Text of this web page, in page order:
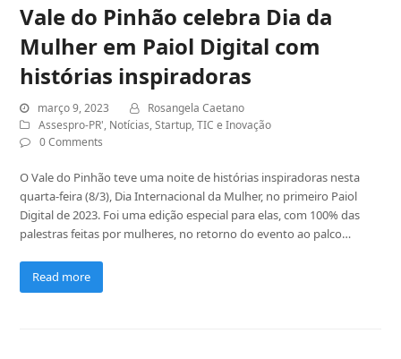
Vale do Pinhão celebra Dia da
Mulher em Paiol Digital com
histórias inspiradoras
março 9, 2023
Rosangela Caetano
Assespro-PR', Notícias,Startup,TIC e Inovação
0 Comments
O Vale do Pinhão teve uma noite de histórias inspiradoras nesta
quarta-feira (8/3), Dia Internacional da Mulher, no primeiro Paiol
Digital de 2023. Foi uma edição especial para elas, com 100% das
palestras feitas por mulheres, no retorno do evento ao palco…
Read more